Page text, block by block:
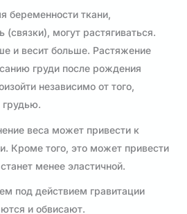
беременности ткани,
могут растягиваться.
и весит больше. Растяжение
груди после рождения
независимо от того,
грудью.
веса может привести к
Кроме того, это может привести
менее эластичной.
под действием гравитации
и обвисают.